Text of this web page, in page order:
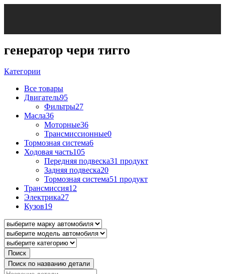
генератор чери тигго
Категории
Все товары
Двигатель95
Фильтры27
Масла36
Моторные36
Трансмиссионные0
Тормозная система6
Ходовая часть105
Передняя подвеска31 продукт
Задняя подвеска20
Тормозная система51 продукт
Трансмиссия12
Электрика27
Кузов19
Поиск
Поиск по названию детали